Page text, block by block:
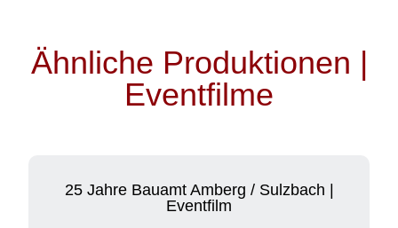
Ähnliche Produktionen |
Eventfilme
25 Jahre Bauamt Amberg / Sulzbach |
Eventfilm